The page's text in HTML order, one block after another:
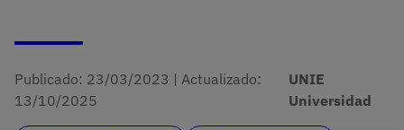
Publicado: 23/03/2023 | Actualizado:
13/10/2025
UNIE
Universidad